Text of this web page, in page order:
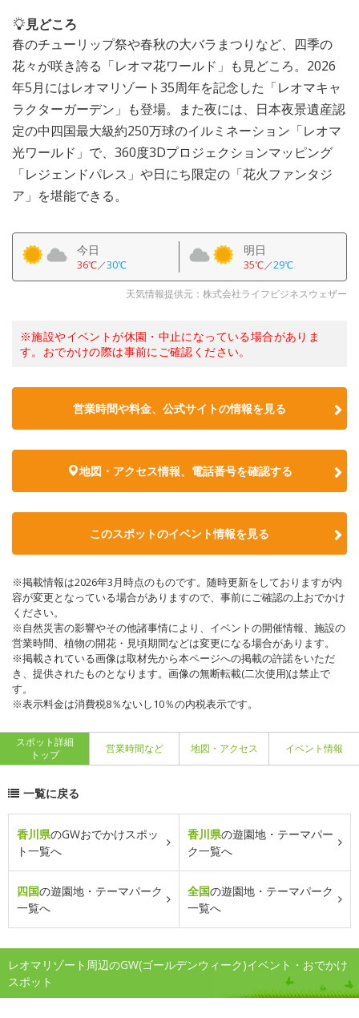
見どころ
春のチューリップ祭や春秋の大バラまつりなど、四季の
花々が咲き誇る「レオマ花ワールド」も見どころ。2026
年5月にはレオマリゾート35周年を記念した「レオマキャ
ラクターガーデン」も登場。また夜には、日本夜景遺産認
定の中四国最大級約250万球のイルミネーション「レオマ
光ワールド」で、360度3Dプロジェクションマッピング
「レジェンドパレス」や日にち限定の「花火ファンタジ
ア」を堪能できる。
今日
36℃／30℃
明日
35℃／29℃
天気情報提供元：株式会社ライフビジネスウェザー
※施設やイベントが休園・中止になっている場合がありま
す。おでかけの際は事前にご確認ください。
営業時間や料金、公式サイトの情報を見る
地図・アクセス情報、電話番号を確認する
このスポットのイベント情報を見る
※掲載情報は2026年3月時点のものです。随時更新をしておりますが内
容が変更となっている場合がありますので、事前にご確認の上おでかけ
ください。
※自然災害の影響やその他諸事情により、イベントの開催情報、施設の
営業時間、植物の開花・見頃期間などは変更になる場合があります。
※掲載されている画像は取材先から本ページへの掲載の許諾をいただ
き、提供されたものとなります。画像の無断転載(二次使用)は禁止で
す。
※表示料金は消費税8％ないし10％の内税表示です。
スポット詳細
トップ
営業時間など 地図・アクセス イベント情報
一覧に戻る
香川県のGWおでかけスポッ
ト一覧へ
香川県の遊園地・テーマパー
ク一覧へ
四国の遊園地・テーマパーク
一覧へ
全国の遊園地・テーマパーク
一覧へ
レオマリゾート周辺のGW(ゴールデンウィーク)イベント・おでかけ
スポット